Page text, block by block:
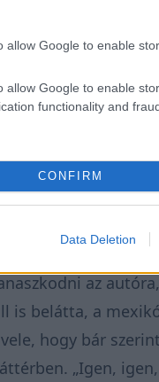
allow Google to enable
allow Google to enable
functionality and
CONFIRM
Data Deletion
is
rólam, a
ban, a Spanyol
az
is belátta, a
hogy bár
„Igen,